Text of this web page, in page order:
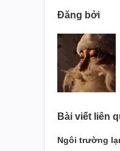
Đăng bởi
Bài viết liên
Ngôi trường